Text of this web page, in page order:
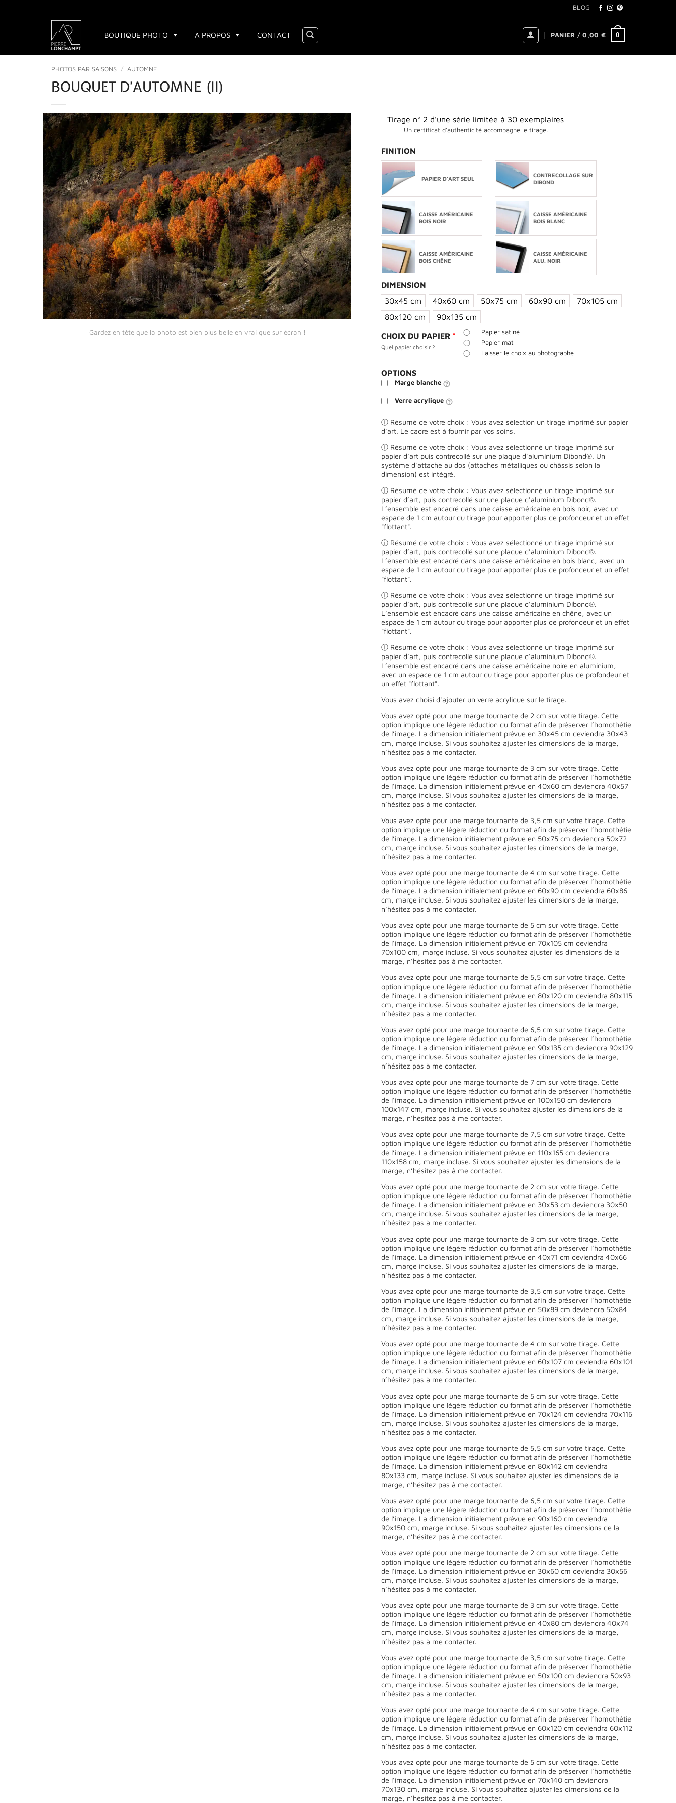
BLOG
BOUTIQUE PHOTO A PROPOS CONTACT PANIER /0,00 € 0
PHOTOS PAR SAISONS / AUTOMNE
BOUQUET D’AUTOMNE (II)
Gardez en tête que la photo est bien plus belle en vrai que sur écran !
Tirage n° 2 d'une série limitée à 30 exemplaires
Un certificat d'authenticité accompagne le tirage.
FINITION
PAPIER D'ART SEUL
CONTRECOLLAGE SUR
DIBOND
CAISSE AMÉRICAINE
BOIS NOIR
CAISSE AMÉRICAINE
BOIS BLANC
CAISSE AMÉRICAINE
BOIS CHÊNE
CAISSE AMÉRICAINE
ALU. NOIR
DIMENSION
30x45 cm
40x60 cm 50x75 cm 60x90 cm
70x105 cm
80x120 cm
90x135 cm
CHOIX DU PAPIER *
Quel papier choisir ?
Papier satiné
Papier mat
Laisser le choix au photographe
OPTIONS
Marge blanche
Verre acrylique
ⓘ Résumé de votre choix : Vous avez sélection un tirage imprimé sur papier
d’art. Le cadre est à fournir par vos soins.
ⓘ Résumé de votre choix : Vous avez sélectionné un tirage imprimé sur
papier d’art puis contrecollé sur une plaque d'aluminium Dibond®. Un
système d'attache au dos (attaches métalliques ou châssis selon la
dimension) est intégré.
ⓘ Résumé de votre choix : Vous avez sélectionné un tirage imprimé sur
papier d’art, puis contrecollé sur une plaque d'aluminium Dibond®.
L’ensemble est encadré dans une caisse américaine en bois noir, avec un
espace de 1 cm autour du tirage pour apporter plus de profondeur et un effet
"flottant".
ⓘ Résumé de votre choix : Vous avez sélectionné un tirage imprimé sur
papier d’art, puis contrecollé sur une plaque d'aluminium Dibond®.
L’ensemble est encadré dans une caisse américaine en bois blanc, avec un
espace de 1 cm autour du tirage pour apporter plus de profondeur et un effet
"flottant".
ⓘ Résumé de votre choix : Vous avez sélectionné un tirage imprimé sur
papier d’art, puis contrecollé sur une plaque d'aluminium Dibond®.
L’ensemble est encadré dans une caisse américaine en chêne, avec un
espace de 1 cm autour du tirage pour apporter plus de profondeur et un effet
"flottant".
ⓘ Résumé de votre choix : Vous avez sélectionné un tirage imprimé sur
papier d’art, puis contrecollé sur une plaque d'aluminium Dibond®.
L’ensemble est encadré dans une caisse américaine noire en aluminium,
avec un espace de 1 cm autour du tirage pour apporter plus de profondeur et
un effet "flottant".
Vous avez choisi d'ajouter un verre acrylique sur le tirage.
Vous avez opté pour une marge tournante de 2 cm sur votre tirage. Cette
option implique une légère réduction du format afin de préserver l’homothétie
de l’image. La dimension initialement prévue en 30x45 cm deviendra 30x43
cm, marge incluse. Si vous souhaitez ajuster les dimensions de la marge,
n’hésitez pas à me contacter.
Vous avez opté pour une marge tournante de 3 cm sur votre tirage. Cette
option implique une légère réduction du format afin de préserver l’homothétie
de l’image. La dimension initialement prévue en 40x60 cm deviendra 40x57
cm, marge incluse. Si vous souhaitez ajuster les dimensions de la marge,
n’hésitez pas à me contacter.
Vous avez opté pour une marge tournante de 3,5 cm sur votre tirage. Cette
option implique une légère réduction du format afin de préserver l’homothétie
de l’image. La dimension initialement prévue en 50x75 cm deviendra 50x72
cm, marge incluse. Si vous souhaitez ajuster les dimensions de la marge,
n’hésitez pas à me contacter.
Vous avez opté pour une marge tournante de 4 cm sur votre tirage. Cette
option implique une légère réduction du format afin de préserver l’homothétie
de l’image. La dimension initialement prévue en 60x90 cm deviendra 60x86
cm, marge incluse. Si vous souhaitez ajuster les dimensions de la marge,
n’hésitez pas à me contacter.
Vous avez opté pour une marge tournante de 5 cm sur votre tirage. Cette
option implique une légère réduction du format afin de préserver l’homothétie
de l’image. La dimension initialement prévue en 70x105 cm deviendra
70x100 cm, marge incluse. Si vous souhaitez ajuster les dimensions de la
marge, n’hésitez pas à me contacter.
Vous avez opté pour une marge tournante de 5,5 cm sur votre tirage. Cette
option implique une légère réduction du format afin de préserver l’homothétie
de l’image. La dimension initialement prévue en 80x120 cm deviendra 80x115
cm, marge incluse. Si vous souhaitez ajuster les dimensions de la marge,
n’hésitez pas à me contacter.
Vous avez opté pour une marge tournante de 6,5 cm sur votre tirage. Cette
option implique une légère réduction du format afin de préserver l’homothétie
de l’image. La dimension initialement prévue en 90x135 cm deviendra 90x129
cm, marge incluse. Si vous souhaitez ajuster les dimensions de la marge,
n’hésitez pas à me contacter.
Vous avez opté pour une marge tournante de 7 cm sur votre tirage. Cette
option implique une légère réduction du format afin de préserver l’homothétie
de l’image. La dimension initialement prévue en 100x150 cm deviendra
100x147 cm, marge incluse. Si vous souhaitez ajuster les dimensions de la
marge, n’hésitez pas à me contacter.
Vous avez opté pour une marge tournante de 7,5 cm sur votre tirage. Cette
option implique une légère réduction du format afin de préserver l’homothétie
de l’image. La dimension initialement prévue en 110x165 cm deviendra
110x158 cm, marge incluse. Si vous souhaitez ajuster les dimensions de la
marge, n’hésitez pas à me contacter.
Vous avez opté pour une marge tournante de 2 cm sur votre tirage. Cette
option implique une légère réduction du format afin de préserver l’homothétie
de l’image. La dimension initialement prévue en 30x53 cm deviendra 30x50
cm, marge incluse. Si vous souhaitez ajuster les dimensions de la marge,
n’hésitez pas à me contacter.
Vous avez opté pour une marge tournante de 3 cm sur votre tirage. Cette
option implique une légère réduction du format afin de préserver l’homothétie
de l’image. La dimension initialement prévue en 40x71 cm deviendra 40x66
cm, marge incluse. Si vous souhaitez ajuster les dimensions de la marge,
n’hésitez pas à me contacter.
Vous avez opté pour une marge tournante de 3,5 cm sur votre tirage. Cette
option implique une légère réduction du format afin de préserver l’homothétie
de l’image. La dimension initialement prévue en 50x89 cm deviendra 50x84
cm, marge incluse. Si vous souhaitez ajuster les dimensions de la marge,
n’hésitez pas à me contacter.
Vous avez opté pour une marge tournante de 4 cm sur votre tirage. Cette
option implique une légère réduction du format afin de préserver l’homothétie
de l’image. La dimension initialement prévue en 60x107 cm deviendra 60x101
cm, marge incluse. Si vous souhaitez ajuster les dimensions de la marge,
n’hésitez pas à me contacter.
Vous avez opté pour une marge tournante de 5 cm sur votre tirage. Cette
option implique une légère réduction du format afin de préserver l’homothétie
de l’image. La dimension initialement prévue en 70x124 cm deviendra 70x116
cm, marge incluse. Si vous souhaitez ajuster les dimensions de la marge,
n’hésitez pas à me contacter.
Vous avez opté pour une marge tournante de 5,5 cm sur votre tirage. Cette
option implique une légère réduction du format afin de préserver l’homothétie
de l’image. La dimension initialement prévue en 80x142 cm deviendra
80x133 cm, marge incluse. Si vous souhaitez ajuster les dimensions de la
marge, n’hésitez pas à me contacter.
Vous avez opté pour une marge tournante de 6,5 cm sur votre tirage. Cette
option implique une légère réduction du format afin de préserver l’homothétie
de l’image. La dimension initialement prévue en 90x160 cm deviendra
90x150 cm, marge incluse. Si vous souhaitez ajuster les dimensions de la
marge, n’hésitez pas à me contacter.
Vous avez opté pour une marge tournante de 2 cm sur votre tirage. Cette
option implique une légère réduction du format afin de préserver l’homothétie
de l’image. La dimension initialement prévue en 30x60 cm deviendra 30x56
cm, marge incluse. Si vous souhaitez ajuster les dimensions de la marge,
n’hésitez pas à me contacter.
Vous avez opté pour une marge tournante de 3 cm sur votre tirage. Cette
option implique une légère réduction du format afin de préserver l’homothétie
de l’image. La dimension initialement prévue en 40x80 cm deviendra 40x74
cm, marge incluse. Si vous souhaitez ajuster les dimensions de la marge,
n’hésitez pas à me contacter.
Vous avez opté pour une marge tournante de 3,5 cm sur votre tirage. Cette
option implique une légère réduction du format afin de préserver l’homothétie
de l’image. La dimension initialement prévue en 50x100 cm deviendra 50x93
cm, marge incluse. Si vous souhaitez ajuster les dimensions de la marge,
n’hésitez pas à me contacter.
Vous avez opté pour une marge tournante de 4 cm sur votre tirage. Cette
option implique une légère réduction du format afin de préserver l’homothétie
de l’image. La dimension initialement prévue en 60x120 cm deviendra 60x112
cm, marge incluse. Si vous souhaitez ajuster les dimensions de la marge,
n’hésitez pas à me contacter.
Vous avez opté pour une marge tournante de 5 cm sur votre tirage. Cette
option implique une légère réduction du format afin de préserver l’homothétie
de l’image. La dimension initialement prévue en 70x140 cm deviendra
70x130 cm, marge incluse. Si vous souhaitez ajuster les dimensions de la
marge, n’hésitez pas à me contacter.